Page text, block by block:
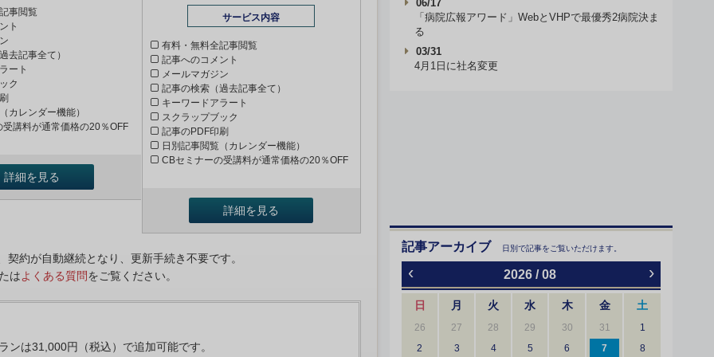
事閲覧
ト
去記事全て）
ート
ク
カレンダー機能）
受講料が通常価格の20％OFF
詳細を見る
サービス内容
有料・無料全記事閲覧
記事へのコメント
メールマガジン
記事の検索（過去記事全て）
キーワードアラート
スクラップブック
記事のPDF印刷
日別記事閲覧（カレンダー機能）
CBセミナーの受講料が通常価格の20％OFF
詳細を見る
約が自動継続となり、更新手続き不要です。
はよくある質問をご覧ください。
は31,000円（税込）で追加可能です。
06/17
「病院広報アワード」WebとVHPで最優秀2病院決ま
る
03/31
4月1日に社名変更
記事アーカイブ 日別で記事をご覧いただけます。
‹ 2026 / 08 ›
日 月 火 水 木 金 土
26 27 28 29 30 31
1
2
3 4 5 6 7 8